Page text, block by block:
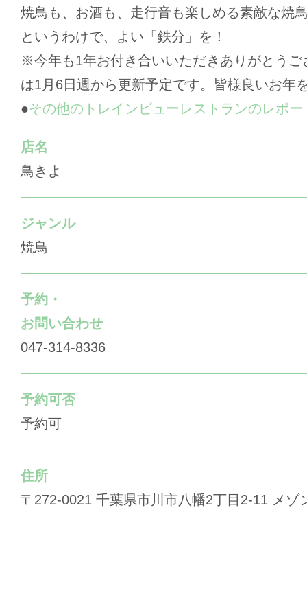
焼鳥も、お酒も、走行音も楽しめる素敵な焼
というわけで、よい「鉄分」を！
※今年も1年お付き合いいただきありがとうご
は1月6日週から更新予定です。皆様良いお年
●その他のトレインビューレストランのレポ
店名
鳥きよ
ジャンル
焼鳥
予約・
お問い合わせ
047-314-8336
予約可否
予約可
住所
〒272-0021 千葉県市川市八幡2丁目2-11 メゾ